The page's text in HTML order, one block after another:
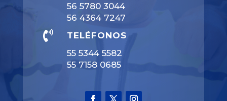
56 5780 3044
56 4364 7247

TELÉFONOS
55 5344 5582
55 7158 0685